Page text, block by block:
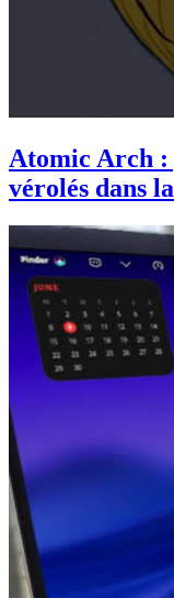
Atomic Arch :
vérolés dans